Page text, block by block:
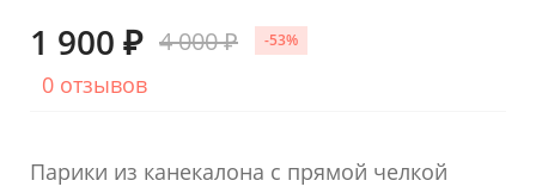
1 900 ₽ 4 000 ₽ -53%
0 отзывов
Парики из канекалона с прямой челкой